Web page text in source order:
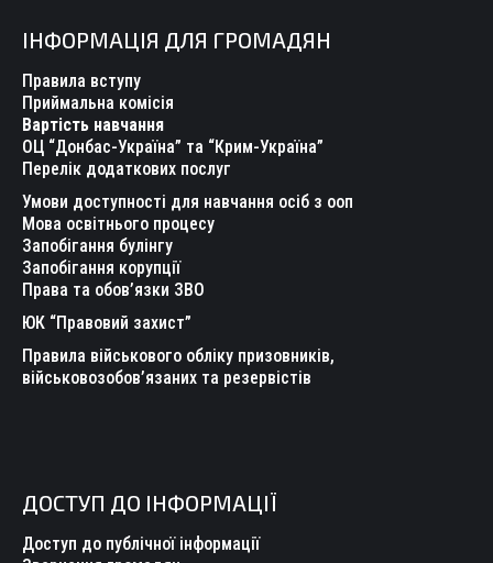
opens
in
new
window
opens
in
new
window
opens
in
new
window
opens
in
new
window
opens
new
opens
ІНФОРМАЦІЯ ДЛЯ ГРОМАДЯН
Правила вступу
Приймальна комісія
Вартість навчання
ОЦ “Донбас-Україна” та “Крим-Україна”
Перелік додаткових послуг
Умови доступності для навчання осіб з ооп
Мова освітнього процесу
Запобігання булінгу
Запобігання корупції
Права та обов’язки ЗВО
ЮК “Правовий захист”
Правила військового обліку призовників,
військовозобов’язаних та резервістів
ДОСТУП ДО ІНФОРМАЦІЇ
Доступ до публічної інформації